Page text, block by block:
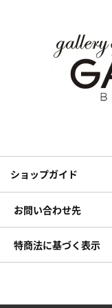
ショップガイド
お問い合わせ先
特商法に基づく表示